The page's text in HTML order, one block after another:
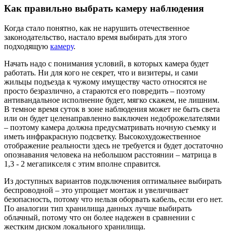
Как правильно выбрать камеру наблюдения
Когда стало понятно, как не нарушить отечественное
законодательство, настало время выбирать для этого
подходящую камеру.
Начать надо с понимания условий, в которых камера будет
работать. Ни для кого не секрет, что и визитеры, и сами
жильцы подъезда к чужому имуществу часто относятся не
просто безразлично, а стараются его повредить – поэтому
антивандальное исполнение будет, мягко скажем, не лишним.
В темное время суток в зоне наблюдения может не быть света
или он будет целенаправленно выключен недоброжелателями
– поэтому камера должна предусматривать ночную съемку и
иметь инфракрасную подсветку. Высокохудожественное
отображение реальности здесь не требуется и будет достаточно
опознавания человека на небольшом расстоянии – матрица в
1,3 - 2 мегапикселя с этим вполне справится.
Из доступных вариантов подключения оптимальнее выбирать
беспроводной – это упрощает монтаж и увеличивает
безопасность, потому что нельзя оборвать кабель, если его нет.
По аналогии тип хранилища данных лучше выбирать
облачный, потому что он более надежен в сравнении с
жестким диском локального хранилища.